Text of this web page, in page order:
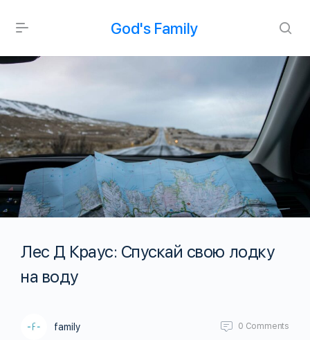
God's Family
Лес Д Краус: Спускай свою лодку
на воду
family 0 Comments